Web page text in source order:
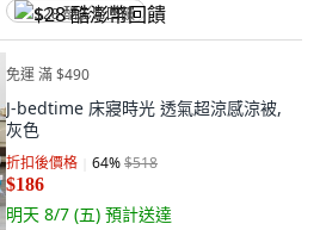
$28 酷澎幣回饋
免運 滿 $490
J-bedtime 床寢時光 透氣超涼感涼被,
灰色
折扣後價格 64%$518
$186
明天 8/7 (五) 預計送達